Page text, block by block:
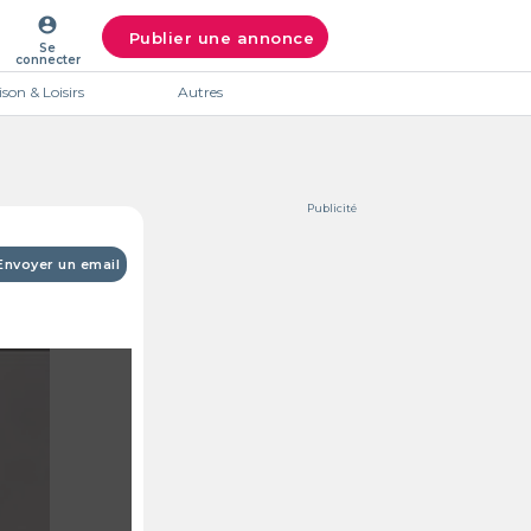
account_circle
Se
connecter
Publier une annonce
& Loisirs Autres
un email
Publicité